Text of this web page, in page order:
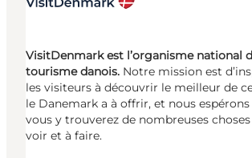
VisitDenmark est l’organisme national
tourisme danois. Notre mission est
les visiteurs à découvrir le meilleur de
le Danemark a à offrir, et nous
vous y trouverez de nombreuses choses
voir et à faire.